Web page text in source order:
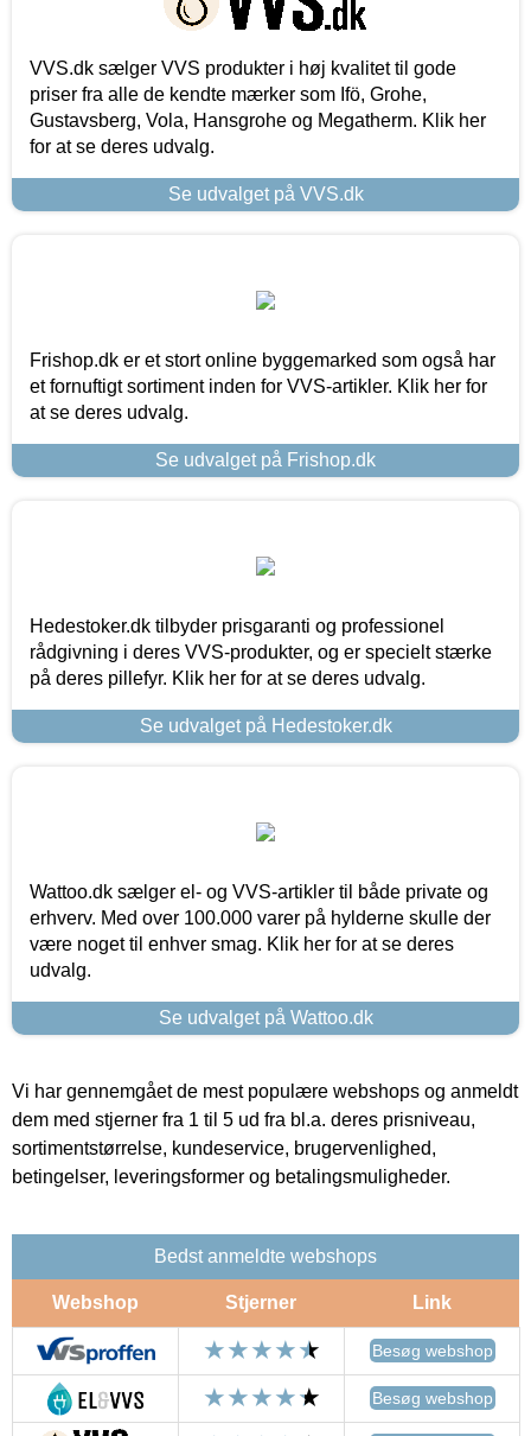
VVS.dk sælger VVS produkter i høj kvalitet til gode
priser fra alle de kendte mærker som Ifö, Grohe,
Gustavsberg, Vola, Hansgrohe og Megatherm. Klik her
for at se deres udvalg.
Se udvalget på VVS.dk
Frishop.dk er et stort online byggemarked som også har
et fornuftigt sortiment inden for VVS-artikler. Klik her for
at se deres udvalg.
Se udvalget på Frishop.dk
Hedestoker.dk tilbyder prisgaranti og professionel
rådgivning i deres VVS-produkter, og er specielt stærke
på deres pillefyr. Klik her for at se deres udvalg.
Se udvalget på Hedestoker.dk
Wattoo.dk sælger el- og VVS-artikler til både private og
erhverv. Med over 100.000 varer på hylderne skulle der
være noget til enhver smag. Klik her for at se deres
udvalg.
Se udvalget på Wattoo.dk
Vi har gennemgået de mest populære webshops og anmeldt
dem med stjerner fra 1 til 5 ud fra bl.a. deres prisniveau,
sortimentstørrelse, kundeservice, brugervenlighed,
betingelser, leveringsformer og betalingsmuligheder.
Bedst anmeldte webshops
Webshop Stjerner Link
Besøg webshop
Besøg webshop